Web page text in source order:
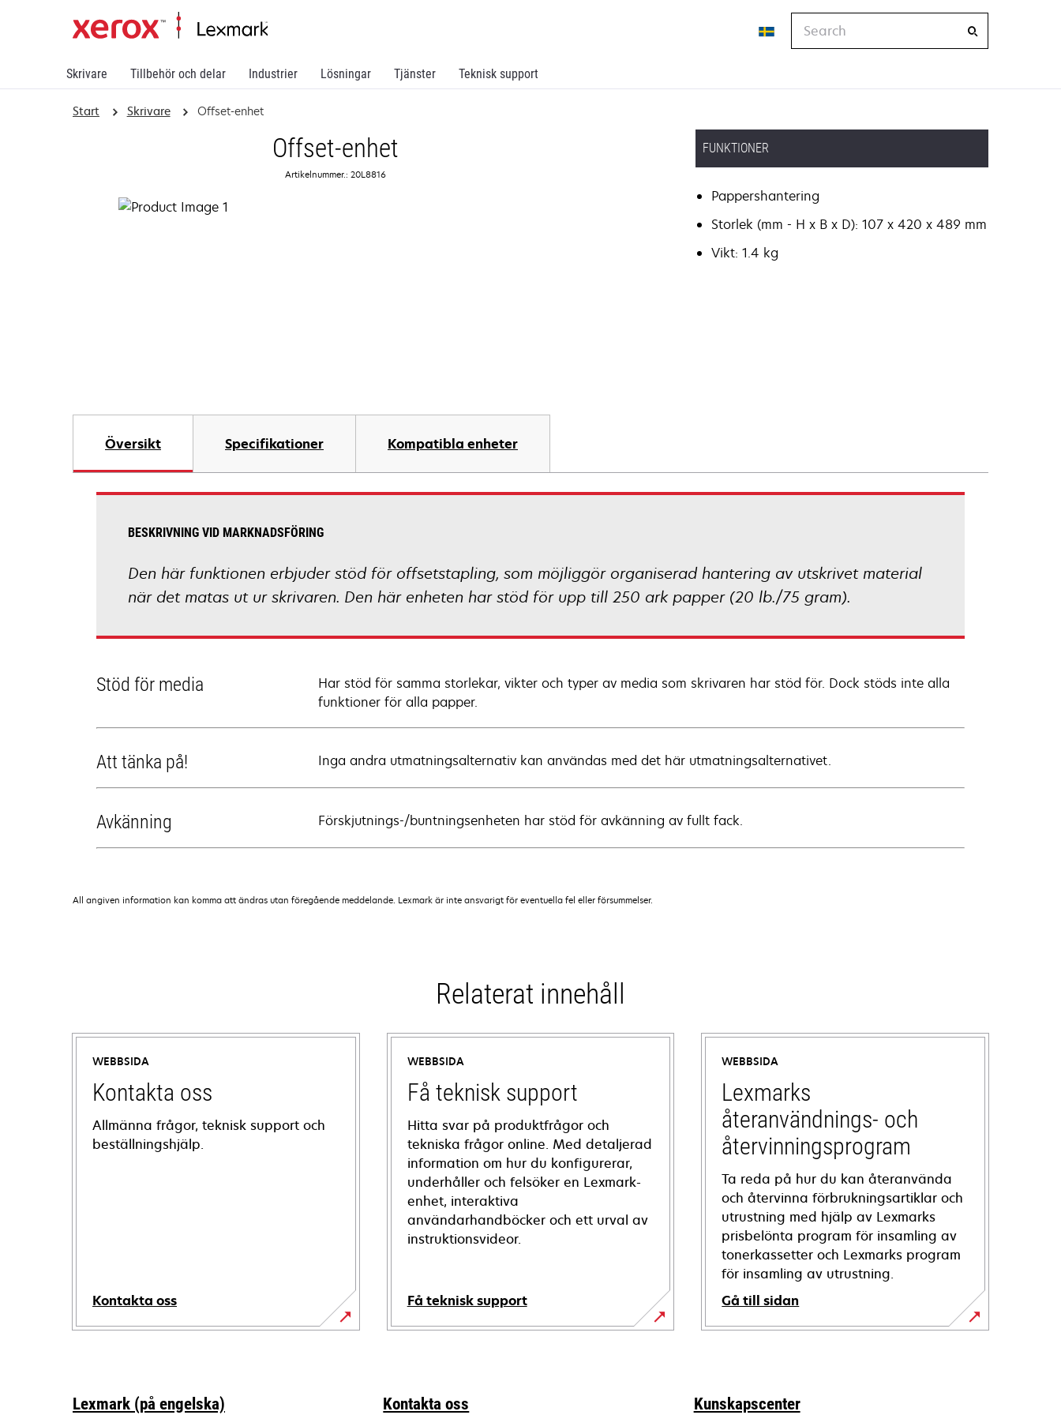
Skrivare Tillbehör och delar Industrier Lösningar Tjänster Teknisk support
Start Skrivare Offset-enhet
Offset-enhet
Artikelnummer.: 20L8816
FUNKTIONER
Pappershantering
Storlek (mm - H x B x D): 107 x 420 x 489 mm
Vikt: 1.4 kg
Översikt Specifikationer Kompatibla enheter
BESKRIVNING VID MARKNADSFÖRING
Den här funktionen erbjuder stöd för offsetstapling, som möjliggör organiserad hantering av utskrivet material
när det matas ut ur skrivaren. Den här enheten har stöd för upp till 250 ark papper (20 lb./75 gram).
Stöd för media
Har stöd för samma storlekar, vikter och typer av media som skrivaren har stöd för. Dock stöds inte alla
funktioner för alla papper.
Att tänka på! Inga andra utmatningsalternativ kan användas med det här utmatningsalternativet.
Avkänning Förskjutnings-/buntningsenheten har stöd för avkänning av fullt fack.
All angiven information kan komma att ändras utan föregående meddelande. Lexmark är inte ansvarigt för eventuella fel eller försummelser.
Relaterat innehåll
WEBBSIDA
Kontakta oss
Allmänna frågor, teknisk support och
beställningshjälp.
Kontakta oss
WEBBSIDA
Få teknisk support
Hitta svar på produktfrågor och
tekniska frågor online. Med detaljerad
information om hur du konfigurerar,
underhåller och felsöker en Lexmark-
enhet, interaktiva
användarhandböcker och ett urval av
instruktionsvideor.
Få teknisk support
opens
tab
WEBBSIDA
Lexmarks
återanvändnings- och
återvinningsprogram
Ta reda på hur du kan återanvända
och återvinna förbrukningsartiklar och
utrustning med hjälp av Lexmarks
prisbelönta program för insamling av
tonerkassetter och Lexmarks program
för insamling av utrustning.
Gå till sidan
Lexmark (på engelska) Kontakta oss Kunskapscenter